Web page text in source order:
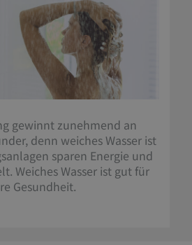
gewinnt zunehmend an
denn weiches Wasser ist
sparen Energie und
Weiches Wasser ist gut für
Gesundheit.